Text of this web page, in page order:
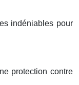
indéniables pour
protection contre